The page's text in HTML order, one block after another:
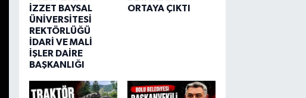
İZZET BAYSAL
ÜNİVERSİTESİ
REKTÖRLÜĞÜ
İDARİ VE MALİ
İŞLER DAİRE
BAŞKANLIĞI
ORTAYA ÇIKTI